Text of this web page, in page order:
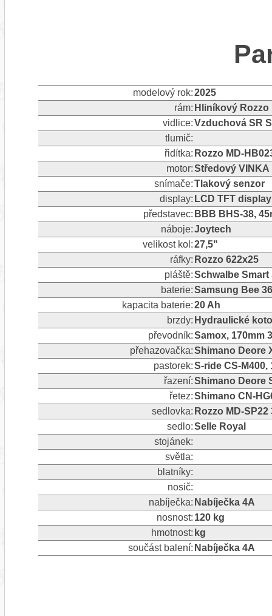
modelový rok:2025
rám: Hliníkový Rozzo
vidlice:Vzduchová SR
tlumič:
řidítka: Rozzo MD-
motor:Středový VINKA
snímače:Tlakový senzor
display: LCD TFT
představec: BBB BHS-38,
náboje:Joytech
velikost kol:27,5"
ráfky: Rozzo 622x25
pláště:Schwalbe Smart
baterie:Samsung Bee
kapacita baterie:20 Ah
brzdy: Hydraulické
převodník:Samox, 170mm
přehazovačka:Shimano Deore
pastorek:S-ride CS-M400,
řazení:Shimano Deore
řetez:Shimano CN-
sedlovka: Rozzo MD-
sedlo:Selle Royal
stojánek:
světla:
blatníky:
nosič:
nabíječka: Nabíječka 4A
nosnost: 120 kg
hmotnost: kg
součást balení: Nabíječka 4A